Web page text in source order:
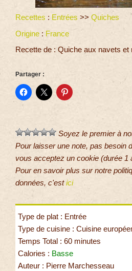
Recettes : Entrées >> Quiches
Origine : France
Recette de : Quiche aux navets et
Partager :
Soyez le premier à
Pour laisser une note, pas besoin
vous acceptez un cookie (durée 1
Pour en savoir plus sur notre
données, c'estici
Type de plat : Entrée
Type de cuisine : Cuisine
Temps Total : 60 minutes
Calories : Basse
Auteur : Pierre Marchesseau